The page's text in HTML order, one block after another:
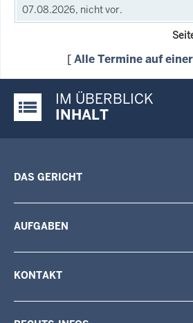
07.08.2026, nicht vor.
[Alle Termine auf
Justiz-Portal im Überblick:
IM ÜBERBLICK
INHALT
DAS GERICHT
AUFGABEN
KONTAKT